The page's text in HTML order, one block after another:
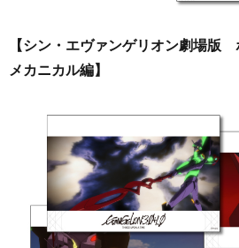
【シン・エヴァンゲリオン劇場
メカニカル編】